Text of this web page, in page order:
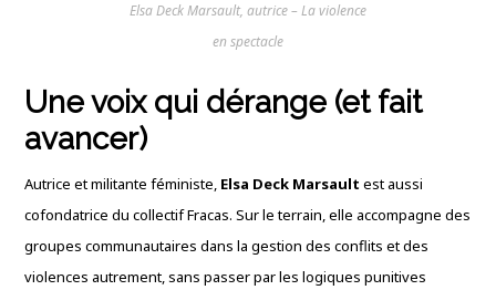
Elsa Deck Marsault, autrice – La violence
en spectacle
Une voix qui dérange (et fait
avancer)
Autrice et militante féministe, Elsa Deck Marsault est aussi
cofondatrice du collectif Fracas. Sur le terrain, elle accompagne des
groupes communautaires dans la gestion des conflits et des
violences autrement, sans passer par les logiques punitives